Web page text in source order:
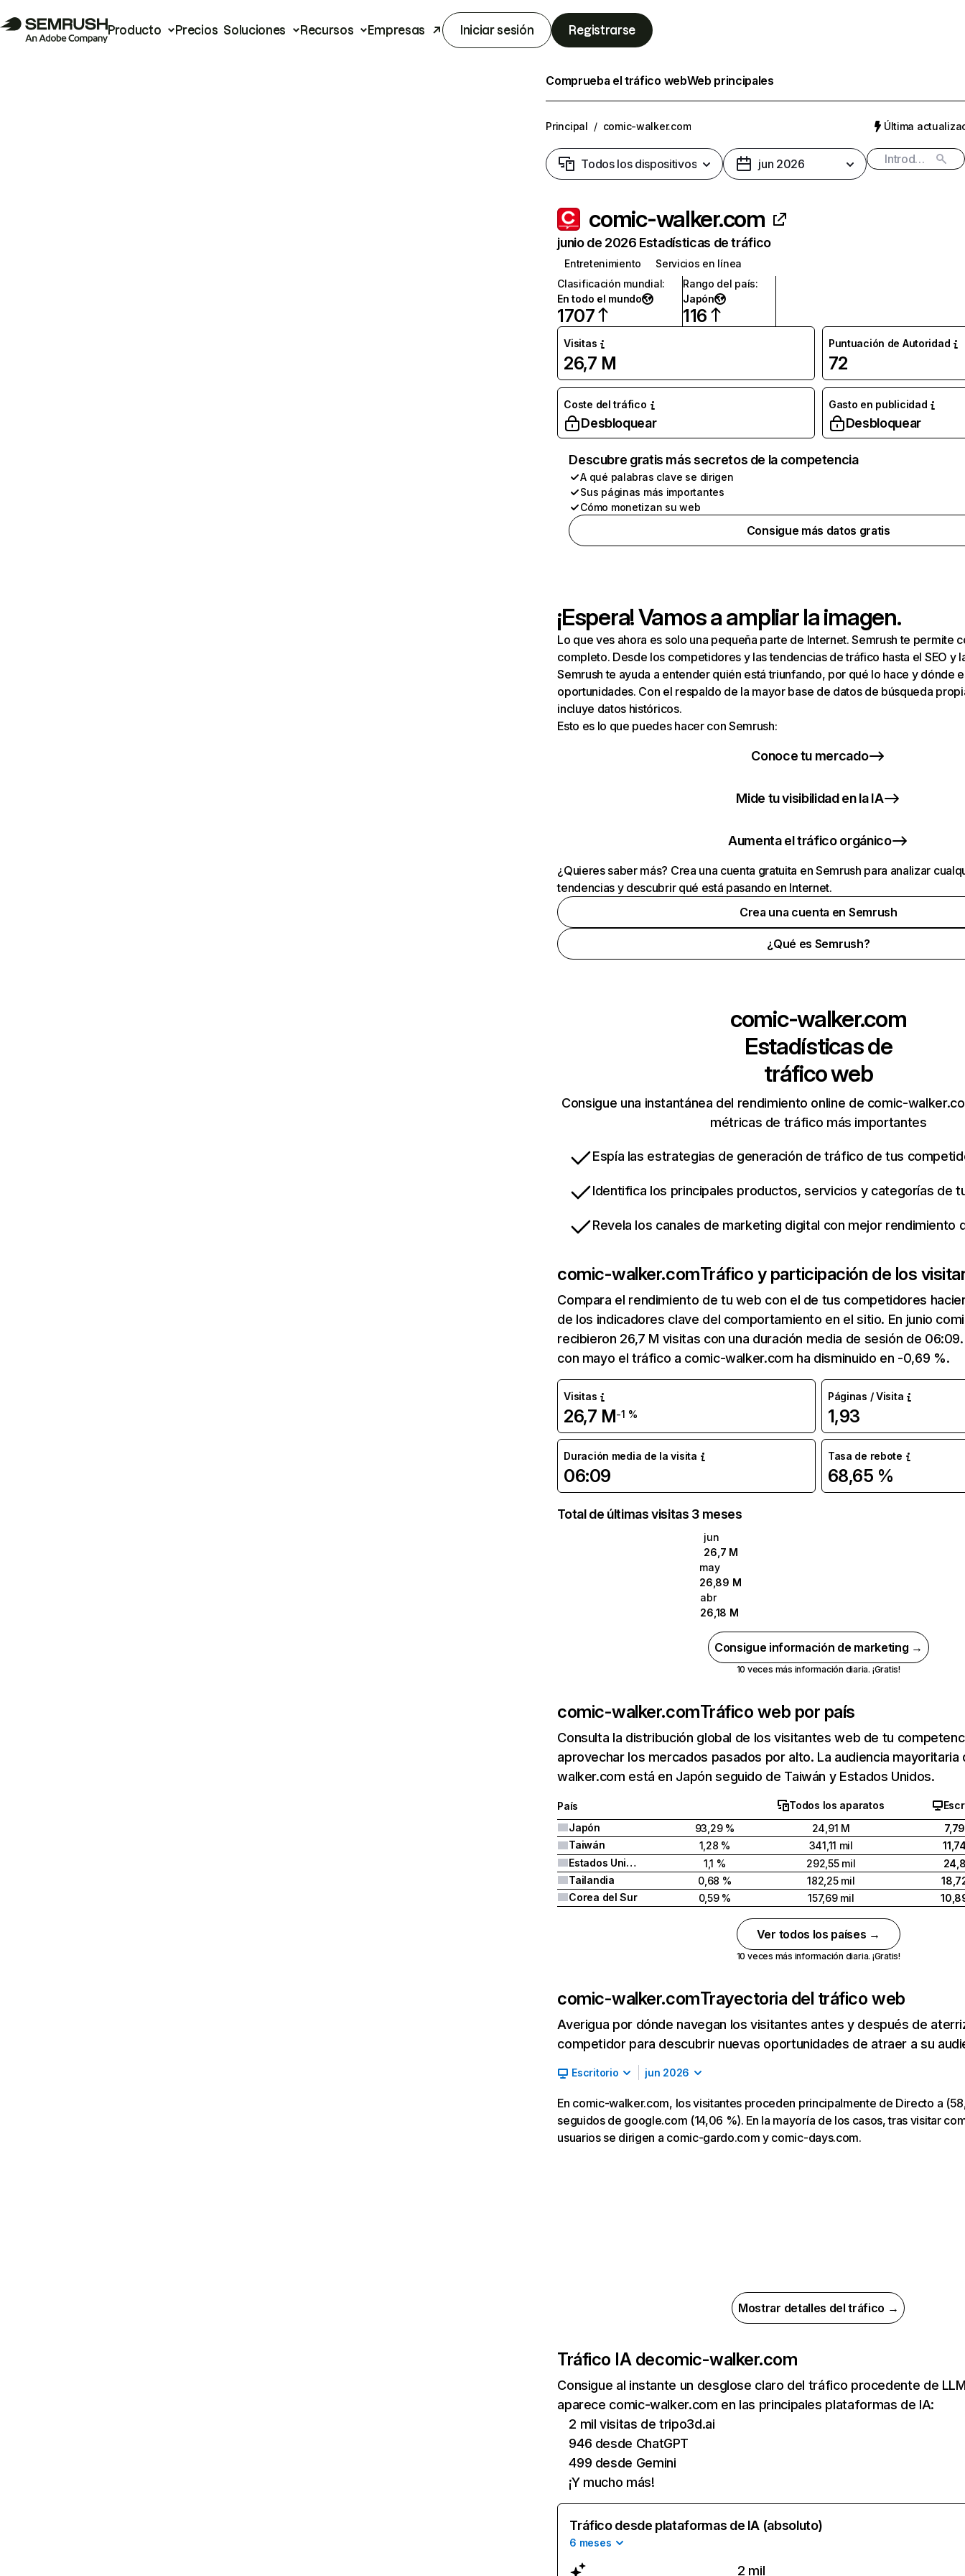
Producto Precios Soluciones Recursos Empresas Iniciar sesión Registrarse
Comprueba el tráfico webWeb principales
Principal / comic-walker.com Última
Todos los dispositivos jun 2026
comic-walker.com
junio de 2026 Estadísticas de tráfico
Entretenimiento
Servicios en línea
Clasificación mundial:
En todo el mundo
1707
Rango del país:
Japón
116
Visitas
26,7 M
Puntuación de Autoridad
72
Coste del tráfico
Desbloquear
Gasto en publicidad
Desbloquear
Descubre gratis más secretos de la competencia
A qué palabras clave se dirigen
Sus páginas más importantes
Cómo monetizan su web
Consigue más datos gratis
¡Espera! Vamos a ampliar la imagen.
Lo que ves ahora es solo una pequeña parte de Internet. Semrush te permite
completo. Desde los competidores y las tendencias de tráfico hasta el SEO y
Semrush te ayuda a entender quién está triunfando, por qué lo hace y dónde
oportunidades. Con el respaldo de la mayor base de datos de búsqueda
incluye datos históricos.
Esto es lo que puedes hacer con Semrush:
Conoce tu mercado
Mide tu visibilidad en la IA
Aumenta el tráfico orgánico
¿Quieres saber más? Crea una cuenta gratuita en Semrush para analizar
tendencias y descubrir qué está pasando en Internet.
Crea una cuenta en Semrush
¿Qué es Semrush?
comic-walker.com
Estadísticas de
tráfico web
Consigue una instantánea del rendimiento online de comic-
métricas de tráfico más importantes
Espía las estrategias de generación de tráfico de tus
Identifica los principales productos, servicios y categorías de
Revela los canales de marketing digital con mejor rendimiento
comic-walker.comTráfico y participación de los
Compara el rendimiento de tu web con el de tus competidores
de los indicadores clave del comportamiento en el sitio. En junio
recibieron 26,7 M visitas con una duración media de sesión de
con mayo el tráfico a comic-walker.com ha disminuido en -0,69 %.
Visitas
26,7 M-1 %
Páginas / Visita
1,93
Duración media de la visita
06:09
Tasa de rebote
68,65 %
Total de últimas visitas 3 meses
jun
26,7 M
may
26,89 M
abr
26,18 M
Consigue información de marketing →
10 veces más información diaria. ¡Gratis!
comic-walker.comTráfico web por país
Consulta la distribución global de los visitantes web de tu
aprovechar los mercados pasados por alto. La audiencia mayoritaria
walker.com está en Japón seguido de Taiwán y Estados Unidos.
País Todos los aparatos
Japón
93,29 % 24,91 M
Taiwán
1,28 % 341,11 mil
Estados Unidos
1,1 % 292,55 mil
Tailandia
0,68 % 182,25 mil
Corea del Sur
0,59 % 157,69 mil
Ver todos los países →
10 veces más información diaria. ¡Gratis!
comic-walker.comTrayectoria del tráfico web
Averigua por dónde navegan los visitantes antes y después de
competidor para descubrir nuevas oportunidades de atraer a su
Escritorio jun 2026
En comic-walker.com, los visitantes proceden principalmente de Directo a
seguidos de google.com (14,06 %). En la mayoría de los casos, tras visitar
usuarios se dirigen a comic-gardo.com y comic-days.com.
Mostrar detalles del tráfico →
Tráfico IA decomic-walker.com
Consigue al instante un desglose claro del tráfico procedente de
aparece comic-walker.com en las principales plataformas de IA:
2 mil visitas de tripo3d.ai
946 desde ChatGPT
499 desde Gemini
¡Y mucho más!
Tráfico desde plataformas de IA (absoluto)
6 meses
2 mil